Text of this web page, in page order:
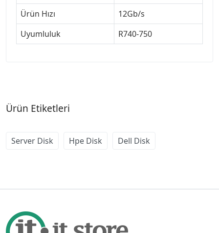
Ürün Hızı
12Gb/s
Uyumluluk
R740-750
Ürün Etiketleri
Server Disk Hpe Disk Dell Disk